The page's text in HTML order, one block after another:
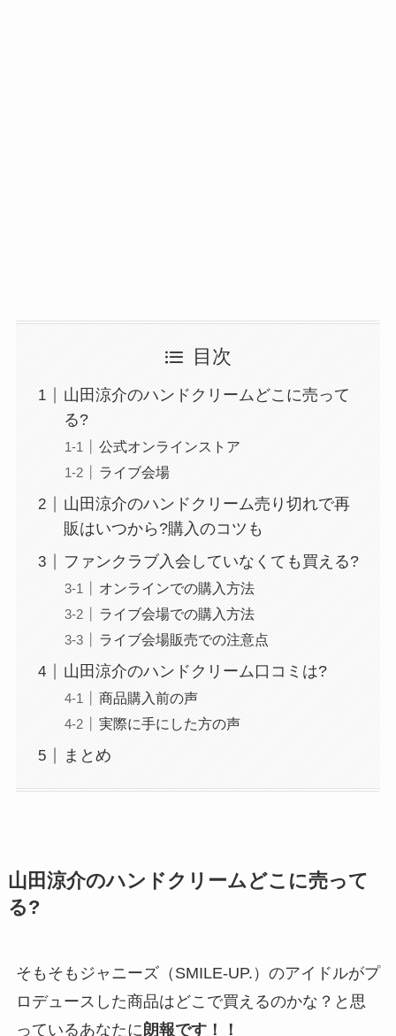
目次
山田涼介のハンドクリームどこに売って
る?
公式オンラインストア
ライブ会場
山田涼介のハンドクリーム売り切れで再
販はいつから?購入のコツも
ファンクラブ入会していなくても買える?
オンラインでの購入方法
ライブ会場での購入方法
ライブ会場販売での注意点
山田涼介のハンドクリーム口コミは?
商品購入前の声
実際に手にした方の声
まとめ
山田涼介のハンドクリームどこに売って
る?
そもそもジャニーズ（SMILE-UP.）のアイドルがプ
ロデュースした商品はどこで買えるのかな？と思
っているあなたに朗報です！！